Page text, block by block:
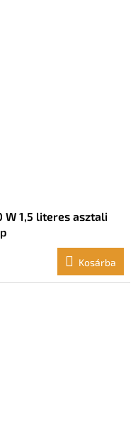
W 1,5 literes asztali
Kosárba